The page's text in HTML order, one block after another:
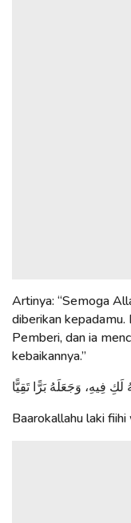
Artinya: “Semoga
diberikan kepadamu.
Pemberi, dan ia
kebaikannya.”
لَكِ فِيهِ، وَجَعَلَهُ بَرًّا تَقِيًّا
Baarokallahu laki